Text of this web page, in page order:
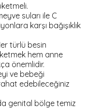
suları ile C
karşı bağışıklık
türlü besin
hem anne
önemlidir.
ve bebeği
edebileceğiniz
genital bölge temiz